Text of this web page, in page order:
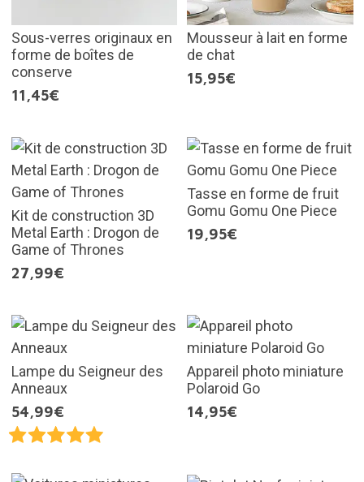
Sous-verres originaux en
forme de boîtes de
conserve
11,45€
Mousseur à lait en forme
de chat
15,95€
Kit de construction 3D
Metal Earth : Drogon de
Game of Thrones
27,99€
Tasse en forme de fruit
Gomu Gomu One Piece
19,95€
Lampe du Seigneur des
Anneaux
54,99€
Appareil photo miniature
Polaroid Go
14,95€